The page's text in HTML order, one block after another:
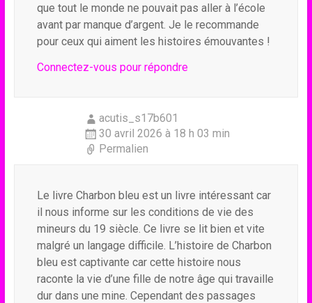
que tout le monde ne pouvait pas aller à l’école
avant par manque d’argent. Je le recommande
pour ceux qui aiment les histoires émouvantes !
Connectez-vous pour répondre
acutis_s17b601
30 avril 2026 à 18 h 03 min
Permalien
Le livre Charbon bleu est un livre intéressant car
il nous informe sur les conditions de vie des
mineurs du 19 siècle. Ce livre se lit bien et vite
malgré un langage difficile. L’histoire de Charbon
bleu est captivante car cette histoire nous
raconte la vie d’une fille de notre âge qui travaille
dur dans une mine. Cependant des passages